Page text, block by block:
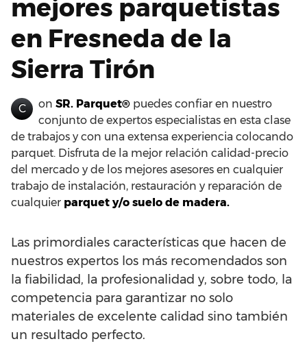
mejores parquetistas
en Fresneda de la
Sierra Tirón
C on SR. Parquet® puedes confiar en nuestro
conjunto de expertos especialistas en esta clase
de trabajos y con una extensa experiencia colocando
parquet. Disfruta de la mejor relación calidad-precio
del mercado y de los mejores asesores en cualquier
trabajo de instalación, restauración y reparación de
cualquier parquet y/o suelo de madera.
Las primordiales características que hacen de
nuestros expertos los más recomendados son
la fiabilidad, la profesionalidad y, sobre todo, la
competencia para garantizar no solo
materiales de excelente calidad sino también
un resultado perfecto.